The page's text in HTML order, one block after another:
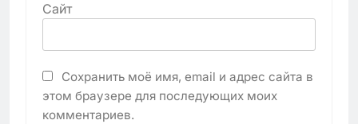
Сайт
Сохранить моё имя, email и адрес сайта в
этом браузере для последующих моих
комментариев.